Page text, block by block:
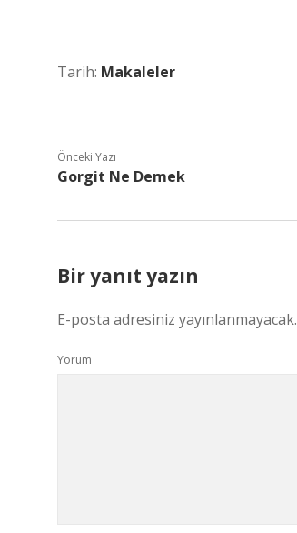
Tarih: Makaleler
Önceki Yazı
Gorgit Ne Demek
Bir yanıt yazın
E-posta adresiniz yayınlanmayacak.
Yorum